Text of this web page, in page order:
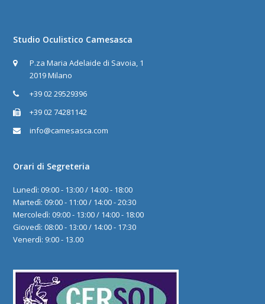
Studio Oculistico Camesasca
P.za Maria Adelaide di Savoia, 1
2019 Milano
+39 02 29529396
+39 02 74281142
info@camesasca.com
Orari di Segreteria
Lunedì: 09:00 - 13:00 / 14:00 - 18:00
Martedì: 09:00 - 11:00 / 14:00 - 20:30
Mercoledì: 09:00 - 13:00 / 14:00 - 18:00
Giovedì: 08:00 - 13:00 / 14:00 - 17:30
Venerdì: 9:00 - 13.00